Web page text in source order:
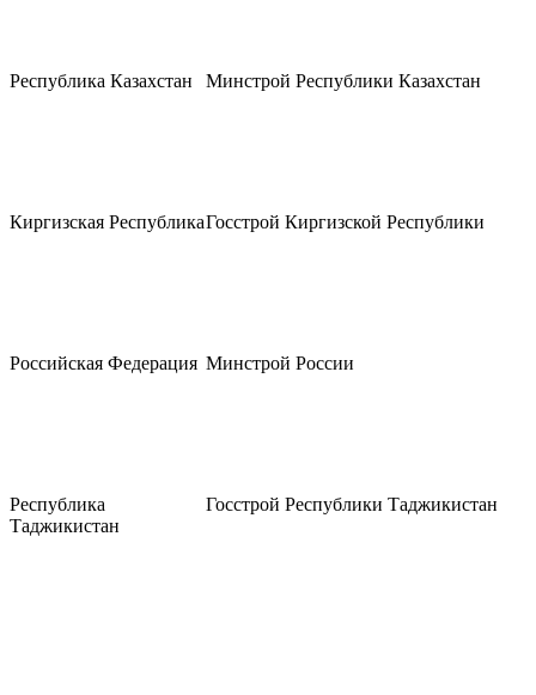
Республика Казахстан Минстрой Республики Казахстан
Киргизская РеспубликаГосстрой Киргизской Республики
Российская Федерация Минстрой России
Республика
Таджикистан
Госстрой Республики Таджикистан